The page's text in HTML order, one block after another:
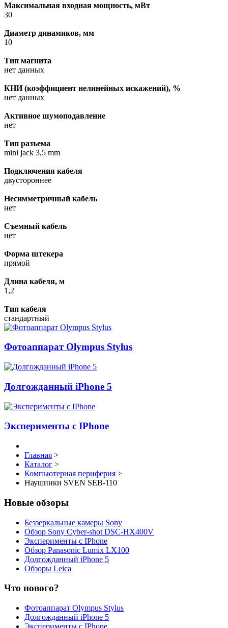
Максимальная входная мощность, мВт
30
Диаметр динамиков, мм
10
Тип магнита
нет данных
КНИ (коэффициент нелинейных искажений), %
нет данных
Активное шумоподавление
нет
Тип разъема
mini jack 3,5 mm
Подключения кабеля
двустороннее
Несимметричный кабель
нет
Съемный кабель
нет
Форма штекера
прямой
Длина кабеля, м
1,2
Тип кабеля
стандартный
Фотоаппарат Olympus Stylus
Долгожданный iPhone 5
Эксперименты с IPhone
Главная >
Каталог >
Компьютерная периферия >
Наушники SVEN SEB-110
Новые обзоры
Беззеркальные камеры Sony
Обзор Sony Cyber-shot DSC-HX400V
Эксперименты с IPhone
Обзор Panasonic Lumix LX100
Долгожданный iPhone 5
Обзоры Leica
Что нового?
Фотоаппарат Olympus Stylus
Долгожданный iPhone 5
Эксперименты с IPhone